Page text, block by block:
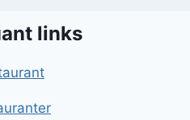
links